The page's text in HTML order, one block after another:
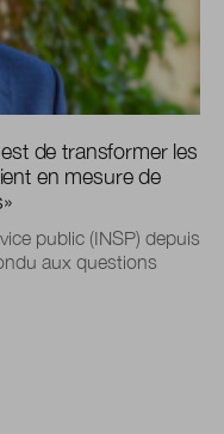
de transformer les
en mesure de
»
public (INSP) depuis
aux questions